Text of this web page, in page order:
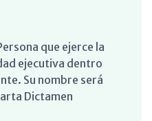
que ejerce la
ejecutiva dentro
Su nombre será
Dictamen